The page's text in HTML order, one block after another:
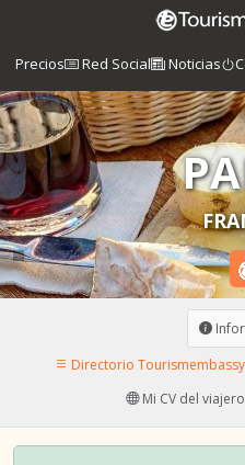
Precios Red Social Noticias
Directorio
Mi CV del viajero